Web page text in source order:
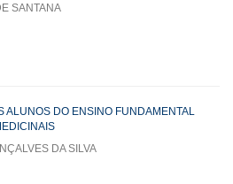
SANTANA
ALUNOS DO ENSINO FUNDAMENTAL
DA SILVA